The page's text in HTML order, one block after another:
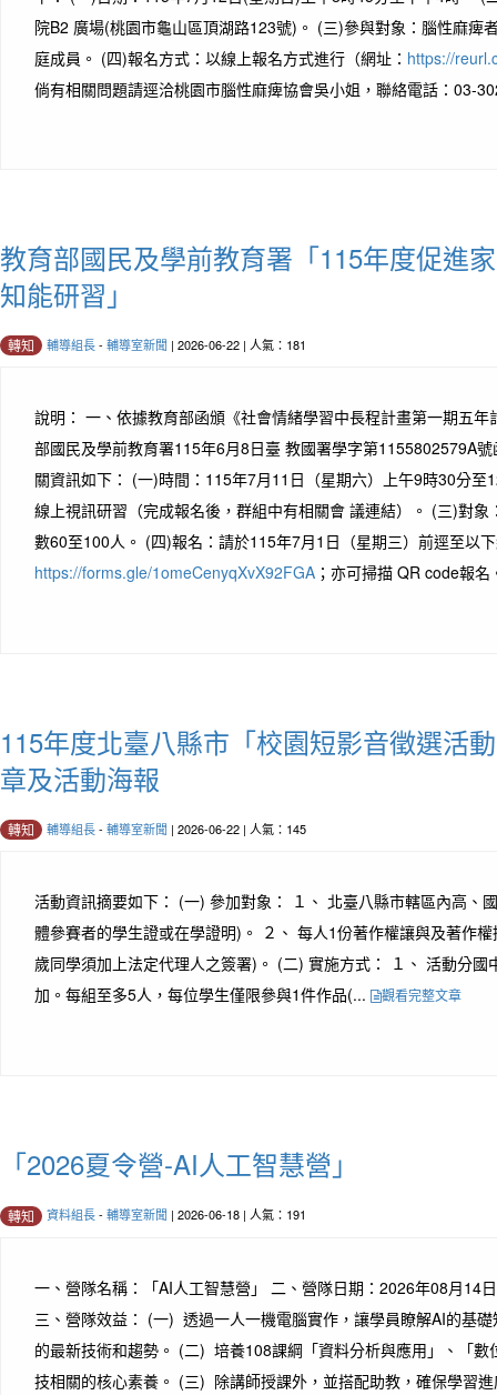
院B2 廣場(桃園市龜山區頂湖路123號)。 (三)參與對象：腦性麻痺
庭成員。 (四)報名方式：以線上報名方式進行（網址： https://
倘有相關問題請逕洽桃園市腦性麻痺協會吳小姐，聯絡電話：03-
教育部國民及學前教育署「115年度促進
知能研習」
轉知 輔導組長- 輔導室新聞 | 2026-06-22 | 人氣：181
說明： 一、依據教育部函頒《社會情緒學習中長程計畫第一期五
部國民及學前教育署115年6月8日臺 教國署學字第1155802579A
關資訊如下： (一)時間：115年7月11日（星期六）上午9時30分至
線上視訊研習（完成報名後，群組中有相關會 議連結）。 (三)對象
數60至100人。 (四)報名：請於115年7月1日（星期三）前逕至以
https://forms.gle/1omeCenyqXvX92FGA ；亦可掃描 QR code報
115年度北臺八縣市「校園短影音徵選活
章及活動海報
轉知 輔導組長- 輔導室新聞 | 2026-06-22 | 人氣：145
活動資訊摘要如下： (一) 參加對象： １、 北臺八縣市轄區內高、
體參賽者的學生證或在學證明)。 ２、 每人1份著作權讓與及著作
歲同學須加上法定代理人之簽署)。 (二) 實施方式： １、 活動分國
加。每組至多5人，每位學生僅限參與1件作品(...
觀看完整文章
「2026夏令營-AI人工智慧營」
轉知 資料組長- 輔導室新聞 | 2026-06-18 | 人氣：191
一、營隊名稱：「AI人工智慧營」 二、營隊日期：2026年08月14
三、營隊效益： (一) 透過一人一機電腦實作，讓學員瞭解AI的基
的最新技術和趨勢。 (二) 培養108課綱「資料分析與應用」、「數
技相關的核心素養。 (三) 除講師授課外，並搭配助教，確保學習